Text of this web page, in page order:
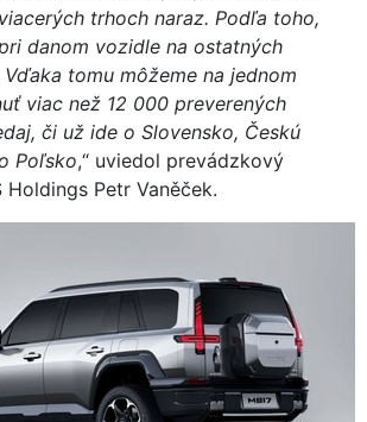
trhoch naraz. Podľa toho,
danom vozidle na ostatných
tomu môžeme na jednom
viac než 12 000 preverených
či už ide o Slovensko, Českú
Poľsko,“ uviedol prevádzkový
Holdings Petr Vaněček.